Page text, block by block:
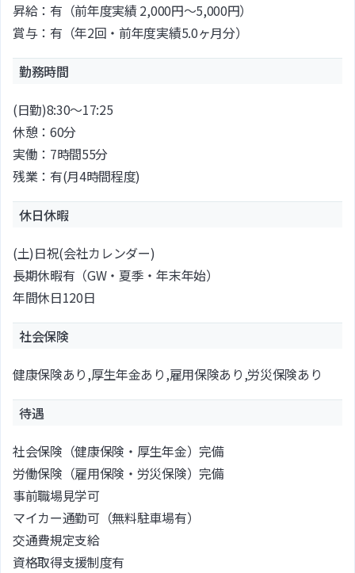
昇給：有（前年度実績 2,000円～5,000円）
賞与：有（年2回・前年度実績5.0ヶ月分）
勤務時間
(日勤)8:30～17:25
休憩：60分
実働：7時間55分
残業：有(月4時間程度)
休日休暇
(土)日祝(会社カレンダー)
長期休暇有（GW・夏季・年末年始）
年間休日120日
社会保険
健康保険あり,厚生年金あり,雇用保険あり,労災保険あり
待遇
社会保険（健康保険・厚生年金）完備
労働保険（雇用保険・労災保険）完備
事前職場見学可
マイカー通勤可（無料駐車場有）
交通費規定支給
資格取得支援制度有